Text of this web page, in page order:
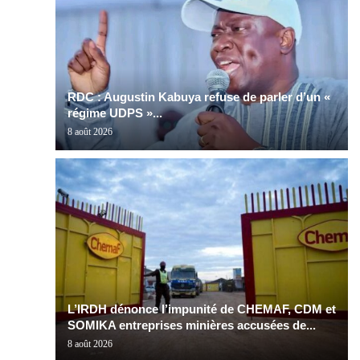
RDC : Augustin Kabuya refuse de parler d’un «
régime UDPS »...
8 août 2026
L’IRDH dénonce l’impunité de CHEMAF, CDM et
SOMIKA entreprises minières accusées de...
8 août 2026